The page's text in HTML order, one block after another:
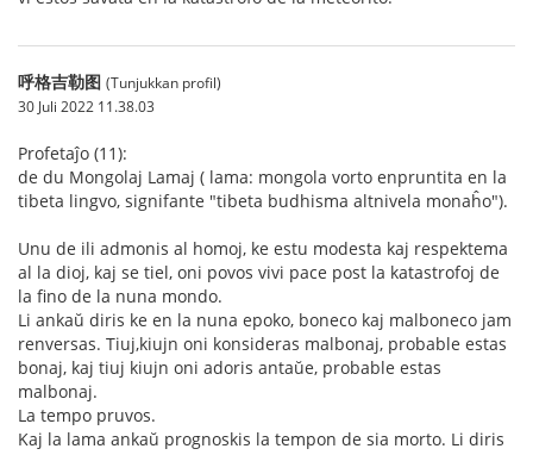
呼格吉勒图 (Tunjukkan profil)
30 Juli 2022 11.38.03
Profetaĵo (11):
de du Mongolaj Lamaj ( lama: mongola vorto enpruntita en la
tibeta lingvo, signifante "tibeta budhisma altnivela monaĥo").
Unu de ili admonis al homoj, ke estu modesta kaj respektema
al la dioj, kaj se tiel, oni povos vivi pace post la katastrofoj de
la fino de la nuna mondo.
Li ankaŭ diris ke en la nuna epoko, boneco kaj malboneco jam
renversas. Tiuj,kiujn oni konsideras malbonaj, probable estas
bonaj, kaj tiuj kiujn oni adoris antaŭe, probable estas
malbonaj.
La tempo pruvos.
Kaj la lama ankaŭ prognoskis la tempon de sia morto. Li diris